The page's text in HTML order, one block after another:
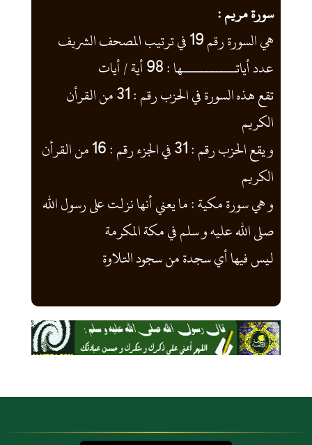
سورة مريم :
هي السورة رقم 19 في ترتيب المصحف الشريف
عدد أياتـــــــــــها : 98 أية / أيات
تقع هذه السورة في الحزب رقم : 31 من القرأن
الكريم
و يقع الحزب رقم : 31 في الجزء رقم : 16 من القرأن
الكريم
و هي سورة مكية : ما يعني أنها نزلت على رسول الله
صلى الله عليه و سلم في مكة المكرمة
ليس فيها أي سجدة من سجود التلاوة